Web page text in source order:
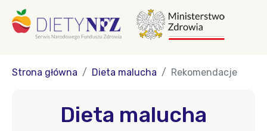
Strona główna Dieta malucha Rekomendacje
Dieta malucha